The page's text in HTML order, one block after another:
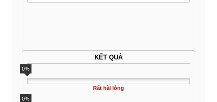
KẾT QUẢ
0%
Rất hài lòng
0%